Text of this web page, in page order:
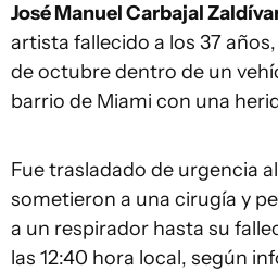
José Manuel Carbajal
artista fallecido a los 37
de octubre dentro de un
barrio de Miami con una
Fue trasladado de urgencia
sometieron a una cirugía y
a un respirador hasta su
las 12:40 hora local, según